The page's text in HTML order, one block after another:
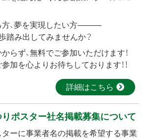
方、夢を実現したい方―――
踏み出してみませんか？
らず、無料でご参加いただけます！
加を心よりお待ちしております！！
詳細はこちら
ポスター社名掲載募集について
ーに事業者名の掲載を希望する事業